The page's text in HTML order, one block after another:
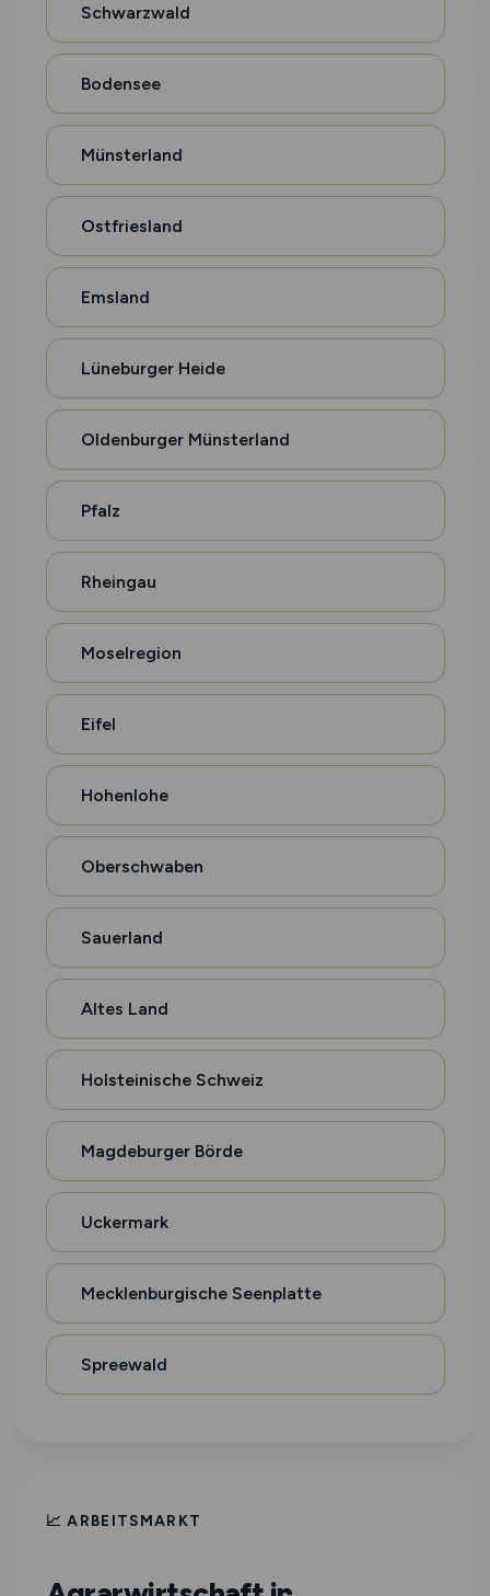
Schwarzwald
Bodensee
Münsterland
Ostfriesland
Emsland
Lüneburger Heide
Oldenburger Münsterland
Pfalz
Rheingau
Moselregion
Eifel
Hohenlohe
Oberschwaben
Sauerland
Altes Land
Holsteinische Schweiz
Magdeburger Börde
Uckermark
Mecklenburgische Seenplatte
Spreewald
📈 ARBEITSMARKT